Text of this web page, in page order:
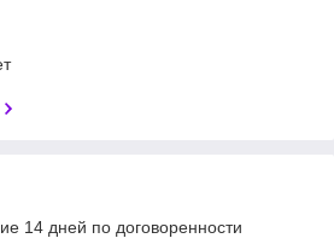
14 дней по договоренности